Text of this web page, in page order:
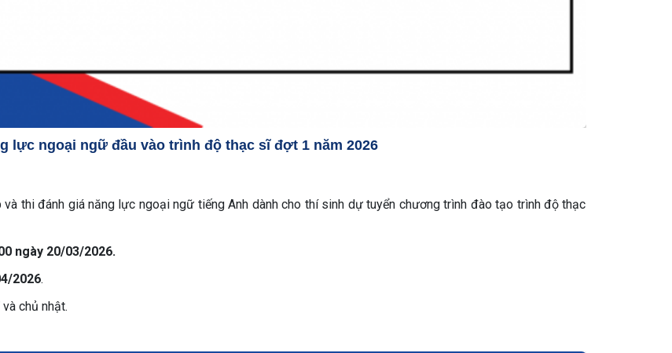
lực ngoại ngữ đầu vào trình độ thạc sĩ đợt 1 năm 2026
thi đánh giá năng lực ngoại ngữ tiếng Anh dành cho thí sinh dự tuyển chương trình đào tạo trình độ thạc
ngày 20/03/2026.
2026.
chủ nhật.